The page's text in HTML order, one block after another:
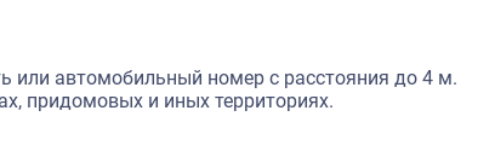
или автомобильный номер с расстояния до 4 м.
придомовых и иных территориях.